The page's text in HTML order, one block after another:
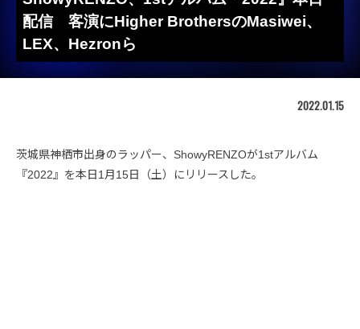
配信 客演にHigher BrothersのMasiwei、
LEX、Hezronら
2022.01.15
茨城県神栖市出身のラッパー、ShowyRENZOが1stアルバム
『2022』を本日1月15日（土）にリリースした。